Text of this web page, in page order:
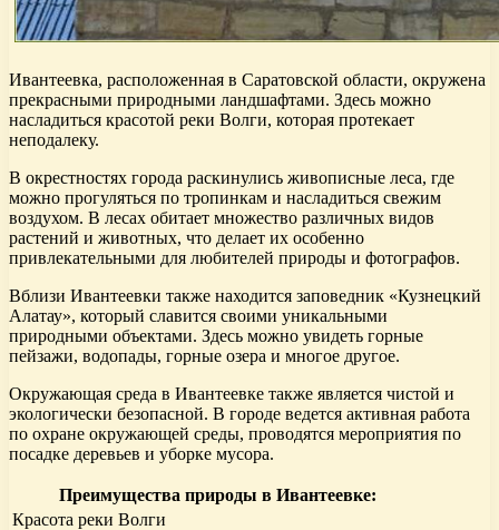
Ивантеевка, расположенная в Саратовской области, окружена
прекрасными природными ландшафтами. Здесь можно
насладиться красотой реки Волги, которая протекает
неподалеку.
В окрестностях города раскинулись живописные леса, где
можно прогуляться по тропинкам и насладиться свежим
воздухом. В лесах обитает множество различных видов
растений и животных, что делает их особенно
привлекательными для любителей природы и фотографов.
Вблизи Ивантеевки также находится заповедник «Кузнецкий
Алатау», который славится своими уникальными
природными объектами. Здесь можно увидеть горные
пейзажи, водопады, горные озера и многое другое.
Окружающая среда в Ивантеевке также является чистой и
экологически безопасной. В городе ведется активная работа
по охране окружающей среды, проводятся мероприятия по
посадке деревьев и уборке мусора.
Преимущества природы в Ивантеевке:
Красота реки Волги